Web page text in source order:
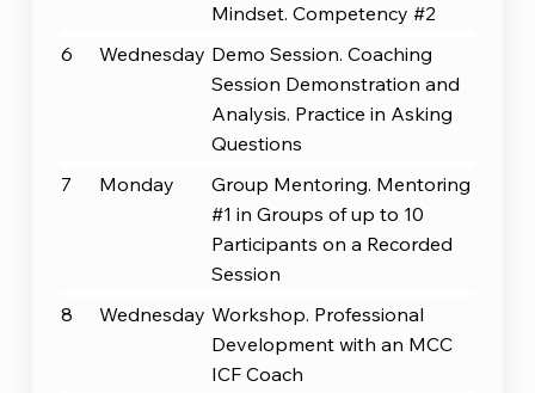
Mindset. Competency #2
6
Wednesday Demo Session. Coaching
Session Demonstration and
Analysis. Practice in Asking
Questions
7
Monday
Group Mentoring. Mentoring
#1 in Groups of up to 10
Participants on a Recorded
Session
8
Wednesday Workshop. Professional
Development with an MCC
ICF Coach